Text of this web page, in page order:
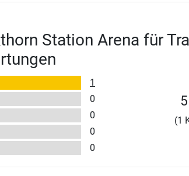
Station Arena für
1
0
0
0
0
5
(1